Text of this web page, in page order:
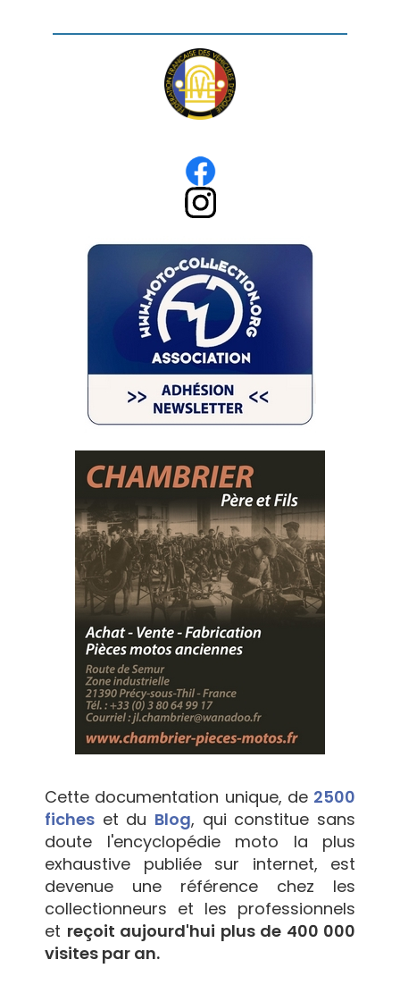
Cette documentation unique, de 2500
fiches et du Blog, qui constitue sans
doute l'encyclopédie moto la plus
exhaustive publiée sur internet, est
devenue une référence chez les
collectionneurs et les professionnels
et reçoit aujourd'hui plus de 400 000
visites par an.